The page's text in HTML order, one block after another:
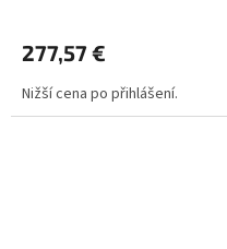
277,57 €
Nižší cena po přihlášení.